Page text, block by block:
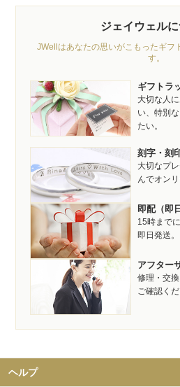
ジェイウェル
JWellはあなたの思いがこもったギフ
す。
ギフトラ
大切な人
い、特別
たい。
刻字・刻
大切なプ
んでオン
即配（即
15時まで
即日発送。
アフター
修理・交
ご確認くだ
ヘルプ